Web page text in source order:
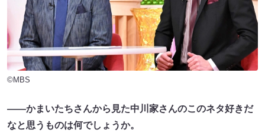
©MBS
――かまいたちさんから見た中川家さんのこのネタ好きだ
なと思うものは何でしょうか。